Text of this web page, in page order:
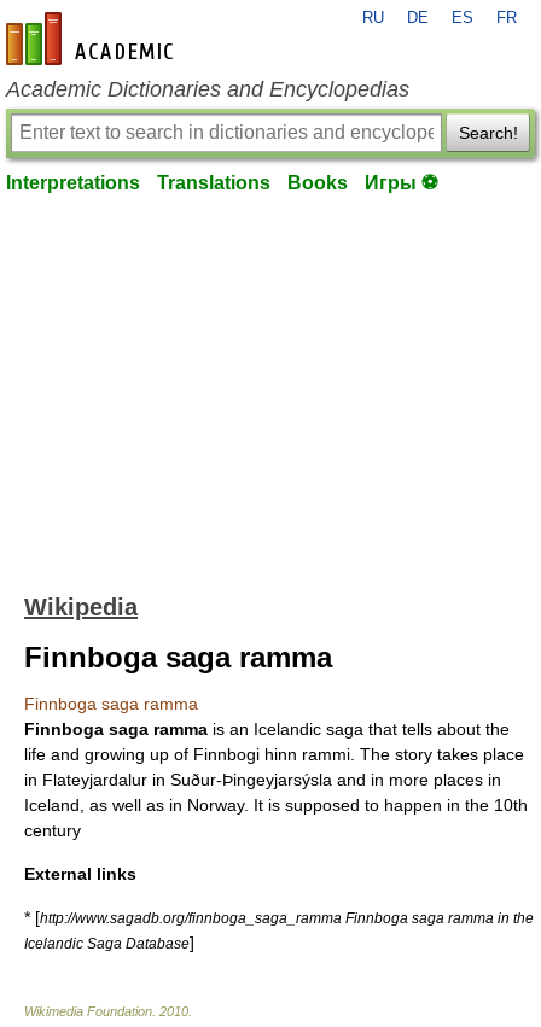
en-academic.com
RU DE ES FR
Academic Dictionaries and Encyclopedias
Search!
Interpretations Translations Books Игры ⚽
Wikipedia
Finnboga saga ramma
Finnboga saga ramma
Finnboga saga ramma is an Icelandic saga that tells about the
life and growing up of Finnbogi hinn rammi. The story takes place
in Flateyjardalur in Suður-Þingeyjarsýsla and in more places in
Iceland , as well as in Norway. It is supposed to happen in the 10th
century
External links
* [http://www.sagadb.org/finnboga_saga_ramma Finnboga saga ramma in the
Icelandic Saga Database]
Wikimedia Foundation 2010